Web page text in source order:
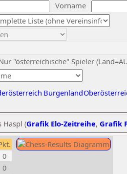
Vorname
"österreichische" Spieler
Burgenland
Haspl (Grafik Elo-Zeitreihe, Grafik
0
0